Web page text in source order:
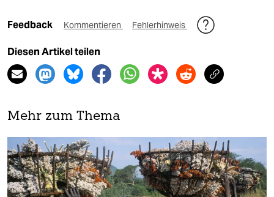
Feedback Kommentieren Fehlerhinweis
Diesen Artikel teilen
Mehr zum Thema